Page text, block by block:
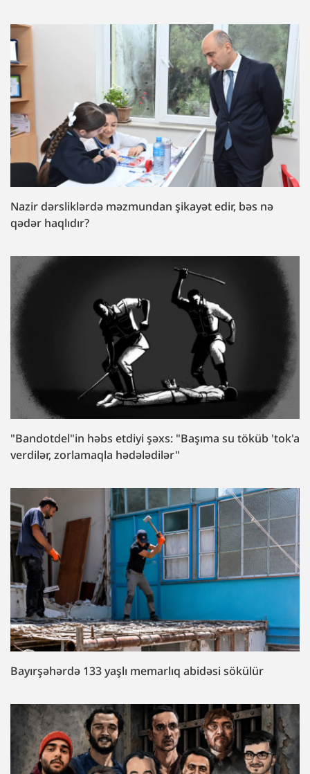
Nazir dərsliklərdə məzmundan şikayət edir, bəs nə
qədər haqlıdır?
"Bandotdel"in həbs etdiyi şəxs: "Başıma su töküb 'tok'a
verdilər, zorlamaqla hədələdilər"
Bayırşəhərdə 133 yaşlı memarlıq abidəsi sökülür